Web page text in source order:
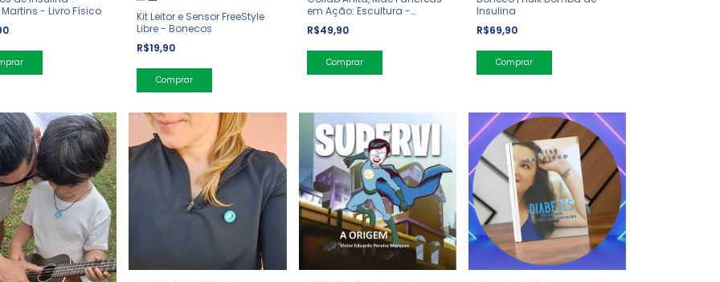
- Livro Físico
Kit Leitor e Sensor FreeStyle
Libre - Bonecos
R$19,90
Comprar
em Ação: Escultura -
Símbolo Diabetes
R$49,90
Insulina
R$69,90